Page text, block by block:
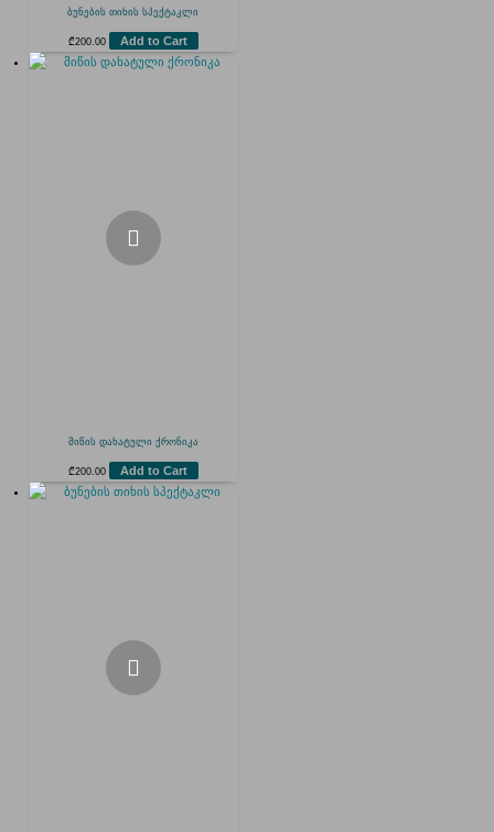
ბუნების თიხის სპექტაკლი
₾200.00 Add to Cart
მიწის დახატული ქრონიკა
₾200.00 Add to Cart